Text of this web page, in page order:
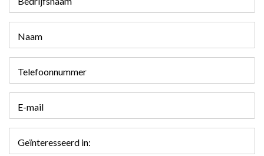
Naam
Telefoonnummer
E-mail
Geïnteresseerd in: